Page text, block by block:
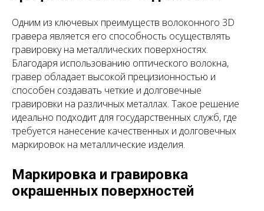
Одним из ключевых преимуществ волоконного 3D
гравера является его способность осуществлять
гравировку на металлических поверхностях.
Благодаря использованию оптического волокна,
гравер обладает высокой прецизионностью и
способен создавать четкие и долговечные
гравировки на различных металлах. Такое решение
идеально подходит для государственных служб, где
требуется нанесение качественных и долговечных
маркировок на металлические изделия.
Маркировка и гравировка
окрашенных поверхностей